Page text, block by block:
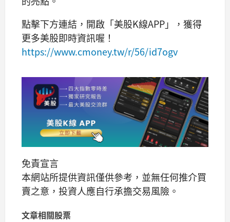
點擊下方連結，開啟「美股K線APP」，獲得
更多美股即時資訊喔！
https://www.cmoney.tw/r/56/id7ogv
免責宣言
本網站所提供資訊僅供參考，並無任何推介買
賣之意，投資人應自行承擔交易風險。
文章相關股票